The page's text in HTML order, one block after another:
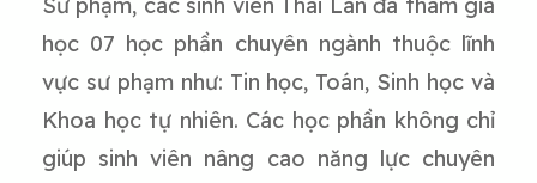
học 07 học phần chuyên ngành thuộc lĩnh
vực sư phạm như: Tin học, Toán, Sinh học và
Khoa học tự nhiên. Các học phần không chỉ
giúp sinh viên nâng cao năng lực chuyên